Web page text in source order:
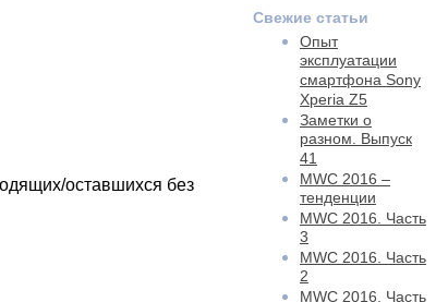
оставшихся без
Свежие статьи
Опыт
эксплуатации
смартфона Sony
Xperia Z5
Заметки о
разном. Выпуск
41
MWC 2016 –
тенденции
MWC 2016. Часть
3
MWC 2016. Часть
2
MWC 2016. Часть